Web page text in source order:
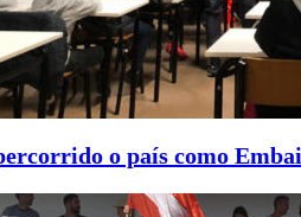
o país como